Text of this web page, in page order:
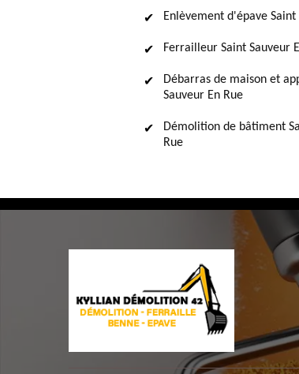
Enlèvement d'épave Saint
Ferrailleur Saint Sauveur
Débarras de maison et
Sauveur En Rue
Démolition de bâtiment
Rue